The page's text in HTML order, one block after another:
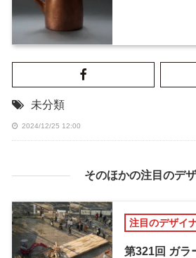
未分類
2024/12/25 12:00
そのほかの注目のデ
注目のデザイ
第321回 ガラ